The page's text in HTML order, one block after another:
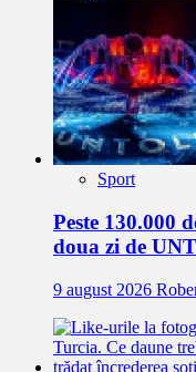
Sport
Peste 130.000
doua zi de
9 august 2026